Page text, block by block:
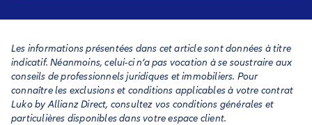
Les informations présentées dans cet article sont données à titre
indicatif. Néanmoins, celui-ci n’a pas vocation à se soustraire aux
conseils de professionnels juridiques et immobiliers. Pour
connaître les exclusions et conditions applicables à votre contrat
Luko by Allianz Direct, consultez vos conditions générales et
particulières disponibles dans votre espace client.